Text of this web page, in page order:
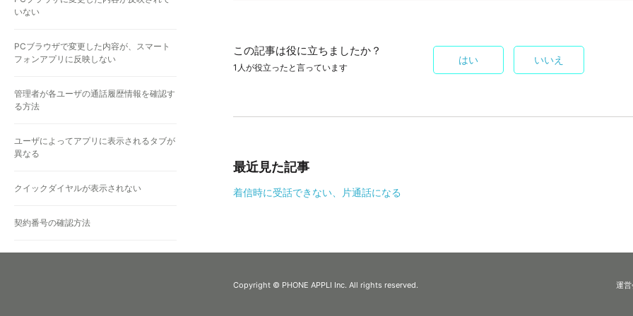
この記事は役に立ちましたか？
1人が役立ったと言っています
はい いいえ
最近見た記事
着信時に受話できない、片通話になる
いない
PCブラウザで変更した内容が、スマート
フォンアプリに反映しない
管理者が各ユーザの通話履歴情報を確認す
る方法
ユーザによってアプリに表示されるタブが
異なる
クイックダイヤルが表示されない
契約番号の確認方法
Copyright © PHONE APPLI Inc. All rights reserved. 運営